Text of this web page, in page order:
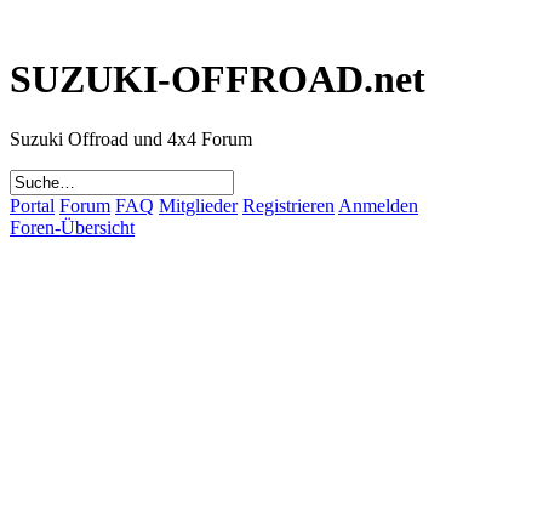
SUZUKI-OFFROAD.net
Suzuki Offroad und 4x4 Forum
Portal Forum FAQ Mitglieder Registrieren Anmelden
Foren-Übersicht